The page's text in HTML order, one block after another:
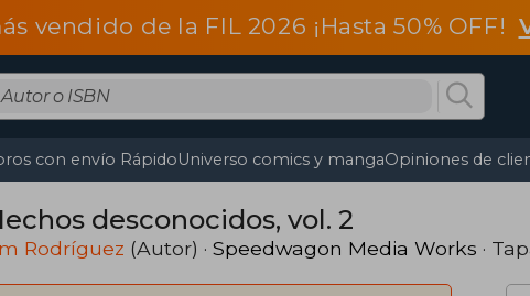
vendido de la FIL 2026 ¡Hasta 50% OFF!
con envío RápidoUniverso comics y mangaOpiniones de
desconocidos, vol. 2
Rodríguez (Autor) · Speedwagon Media Works ·